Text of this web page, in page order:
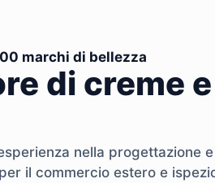
marchi di bellezza
di creme
nella progettazione
il commercio estero e